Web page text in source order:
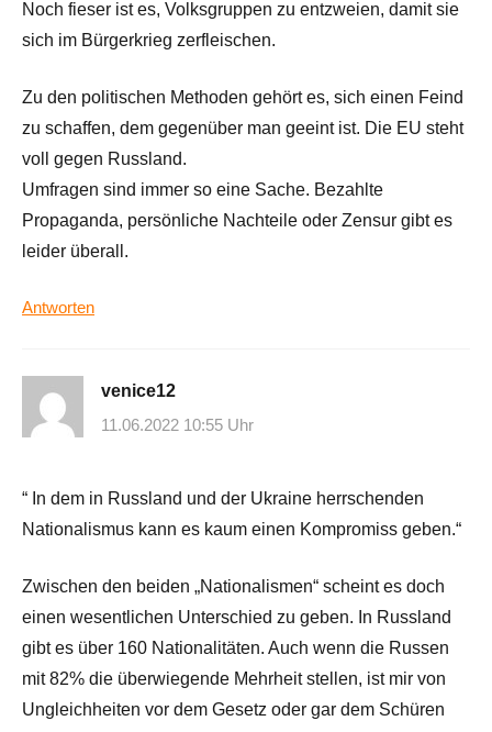
Noch fieser ist es, Volksgruppen zu entzweien, damit sie
sich im Bürgerkrieg zerfleischen.
Zu den politischen Methoden gehört es, sich einen Feind
zu schaffen, dem gegenüber man geeint ist. Die EU steht
voll gegen Russland.
Umfragen sind immer so eine Sache. Bezahlte
Propaganda, persönliche Nachteile oder Zensur gibt es
leider überall.
Antworten
venice12
11.06.2022 10:55 Uhr
“ In dem in Russland und der Ukraine herrschenden
Nationalismus kann es kaum einen Kompromiss geben.“
Zwischen den beiden „Nationalismen“ scheint es doch
einen wesentlichen Unterschied zu geben. In Russland
gibt es über 160 Nationalitäten. Auch wenn die Russen
mit 82% die überwiegende Mehrheit stellen, ist mir von
Ungleichheiten vor dem Gesetz oder gar dem Schüren